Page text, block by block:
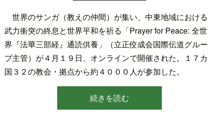
世界のサンガ（教えの仲間）が集い、中東地域における
武力衝突の終息と世界平和を祈る「Prayer for Peace: 全世
界『法華三部経』通読供養」（立正佼成会国際伝道グルー
プ主管）が４月１９日、オンラインで開催された。１７カ
国３２の教会・拠点から約４０００人が参加した。
続きを読む